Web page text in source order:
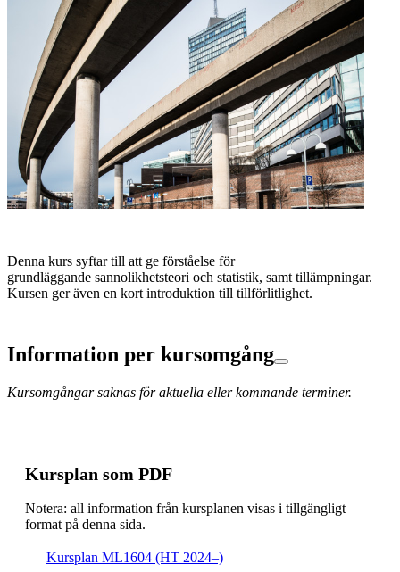
Denna kurs syftar till att ge förståelse för
grundläggande sannolikhetsteori och statistik, samt tillämpningar.
Kursen ger även en kort introduktion till tillförlitlighet.
Information per kursomgång
Kursomgångar saknas för aktuella eller kommande terminer.
Kursplan som PDF
Notera: all information från kursplanen visas i tillgängligt
format på denna sida.
Kursplan ML1604 (HT 2024–)